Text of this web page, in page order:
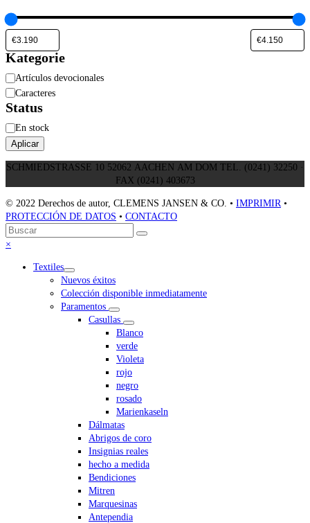
Kategorie
Categoría
Artículos devocionales
Caracteres
Status
Estado
En stock
Aplicar
SCHMIEDSTRASSE 10 52062 AACHEN AM DOM TEL. (0241) 32250 ·
FAX (0241) 403673
© 2022 Derechos de autor, CLEMENS JANSEN & CO. • IMPRIMIR •
PROTECCIÓN DE DATOS • CONTACTO
Volver
arriba
Buscar
Enviar
×
menu
Textiles
Nuevos éxitos
Colección disponible inmediatamente
Paramentos
Casullas
Blanco
verde
Violeta
rojo
negro
rosado
Marienkaseln
Dálmatas
Abrigos de coro
Insignias reales
hecho a medida
Bendiciones
Mitren
Marquesinas
Antependia